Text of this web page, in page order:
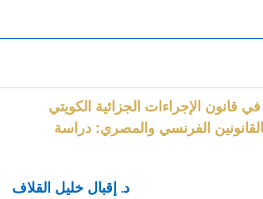
قانون الإجراءات الجزائية الكويتي
الفرنسي والمصري: دراسة
د. إقبال خليل القلاف